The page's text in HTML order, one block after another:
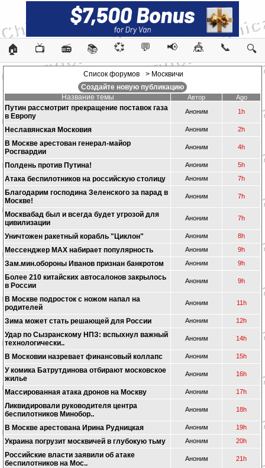
🏠 📺 📻 📚 💞 💬 📢 🎪 📞 🔍
Список форумов
> Москвичи
Создайте новую публикацию
Название темы
Автор Ago
Путин рассмотрит прекращение поставок газа
в Европу
Аноним 1h
Неславянская Московия Аноним 2h
В Москве арестован генерал-майор
Росгвардии
Аноним 4h
Полдень против Путина! Аноним 5h
Атака беспилотников на российскую столицу Аноним 7h
Благодарим господина Зеленского за парад в
Москве!
Аноним 7h
Москвабад был и всегда будет угрозой для
цивилизации
Аноним 7h
Уничтожен ракетный корабль "Циклон" Аноним 8h
Мессенджер MAX набирает популярность Аноним 9h
Зам.мин.обороны Иванов признан банкротом Аноним 9h
Более 210 китайских автосалонов закрылось
в России
Аноним 9h
В Москве подросток с ножом напал на
родителей
Аноним 11h
Зима может стать решающей для России Аноним 12h
Удар по Сызранскому НПЗ: вспыхнул важный
технологически..
Аноним 14h
В Московии назревает финансовый коллапс Аноним 15h
У комика Батрутдинова отбирают московское
жилье
Аноним 16h
Массированная атака дронов на Москву Аноним 17h
Ликвидировали руководителя центра
беспилотников Минобор..
Аноним 18h
В Москве арестована Ирина Рудницкая Аноним 19h
Украина погрузит москвичей в глубокую тьму Аноним 20h
Российские власти заявили об атаке
беспилотников на Мос..
Аноним 21h